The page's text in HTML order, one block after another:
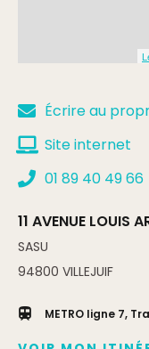
Écrire au
Site internet
01 89 40 49 66
11 AVENUE LOUIS
SASU
94800 VILLEJUIF
METRO ligne 7,